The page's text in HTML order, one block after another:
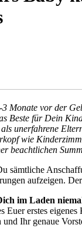
3 Monate vor der
Beste für Dein
unerfahrene
wie
beachtlichen
sämtliche
aufzeigen.
im Laden
Euer erstes
und Ihr genaue